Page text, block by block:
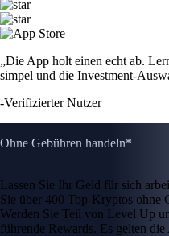
„Die App holt einen echt ab.
simpel und die Investment-
-Verifizierter Nutzer
Ohne Gebühren handeln*
Lassen Sie Ihr Geld für sich
Sie über 400 Top-Kryptos ohne
Werden Sie Teil von Level Up
führende Rewards. Es gelten